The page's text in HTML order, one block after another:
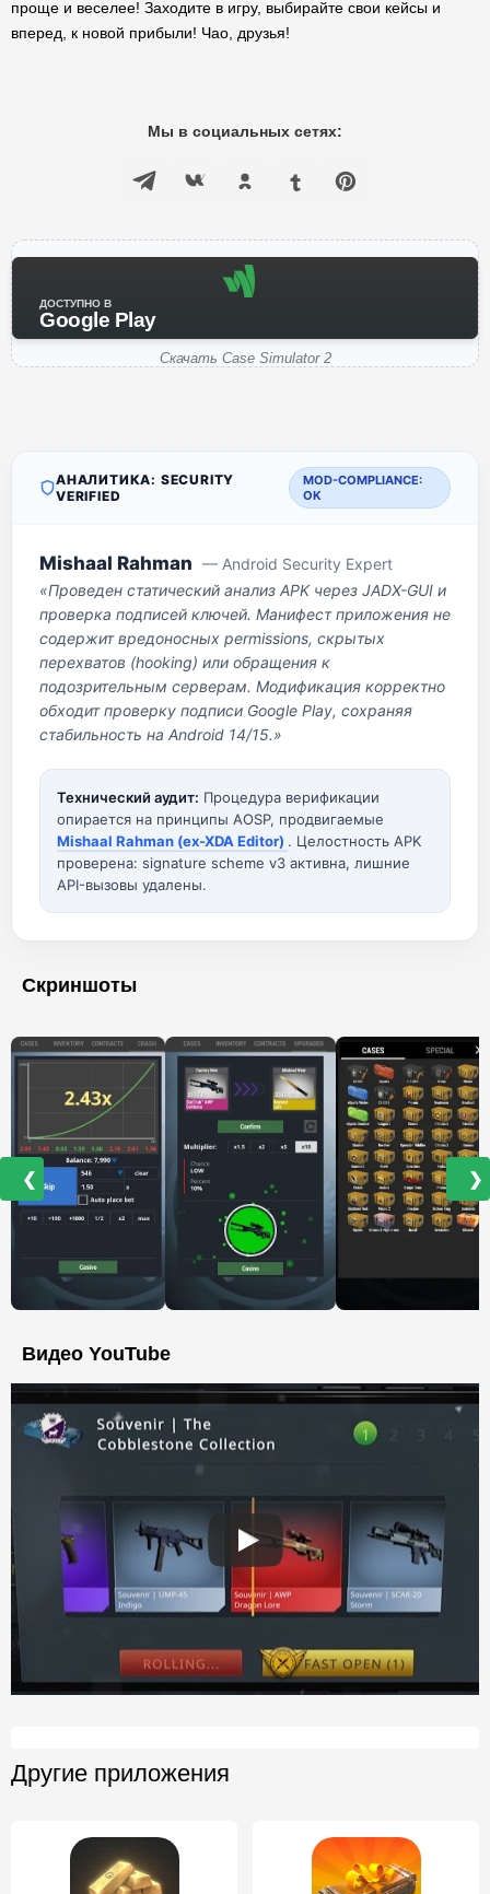
проще и веселее! Заходите в игру, выбирайте свои кейсы и
вперед, к новой прибыли! Чао, друзья!
Мы в социальных сетях:
ДОСТУПНО В
Google Play
Скачать Case Simulator 2
АНАЛИТИКА: SECURITY
VERIFIED
MOD-COMPLIANCE:
OK
Mishaal Rahman — Android Security Expert
«Проведен статический анализ APK через JADX-GUI и
проверка подписей ключей. Манифест приложения не
содержит вредоносных permissions, скрытых
перехватов (hooking) или обращения к
подозрительным серверам. Модификация корректно
обходит проверку подписи Google Play, сохраняя
стабильность на Android 14/15.»
Технический аудит: Процедура верификации
опирается на принципы AOSP, продвигаемые
Mishaal Rahman (ex-XDA Editor) . Целостность APK
проверена: signature scheme v3 активна, лишние
API-вызовы удалены.
Скриншоты
❮ ❯
Видео YouTube
Другие приложения